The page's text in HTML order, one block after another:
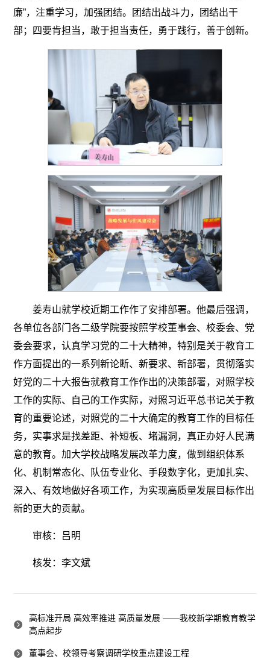
廉”，注重学习，加强团结。团结出战斗力，团结出干
部；四要肯担当，敢于担当责任，勇于践行，善于创新。
姜寿山就学校近期工作作了安排部署。他最后强调，
各单位各部门各二级学院要按照学校董事会、校委会、党
委会要求，认真学习党的二十大精神，特别是关于教育工
作方面提出的一系列新论断、新要求、新部署，贯彻落实
好党的二十大报告就教育工作作出的决策部署，对照学校
工作的实际、自己的工作实际，对照习近平总书记关于教
育的重要论述，对照党的二十大确定的教育工作的目标任
务，实事求是找差距、补短板、堵漏洞，真正办好人民满
意的教育。加大学校战略发展改革力度，做到组织体系
化、机制常态化、队伍专业化、手段数字化，更加扎实、
深入、有效地做好各项工作，为实现高质量发展目标作出
新的更大的贡献。
审核：吕明
核发：李文斌
高标准开局 高效率推进 高质量发展 ——我校新学期教育教学
高点起步
董事会、校领导考察调研学校重点建设工程